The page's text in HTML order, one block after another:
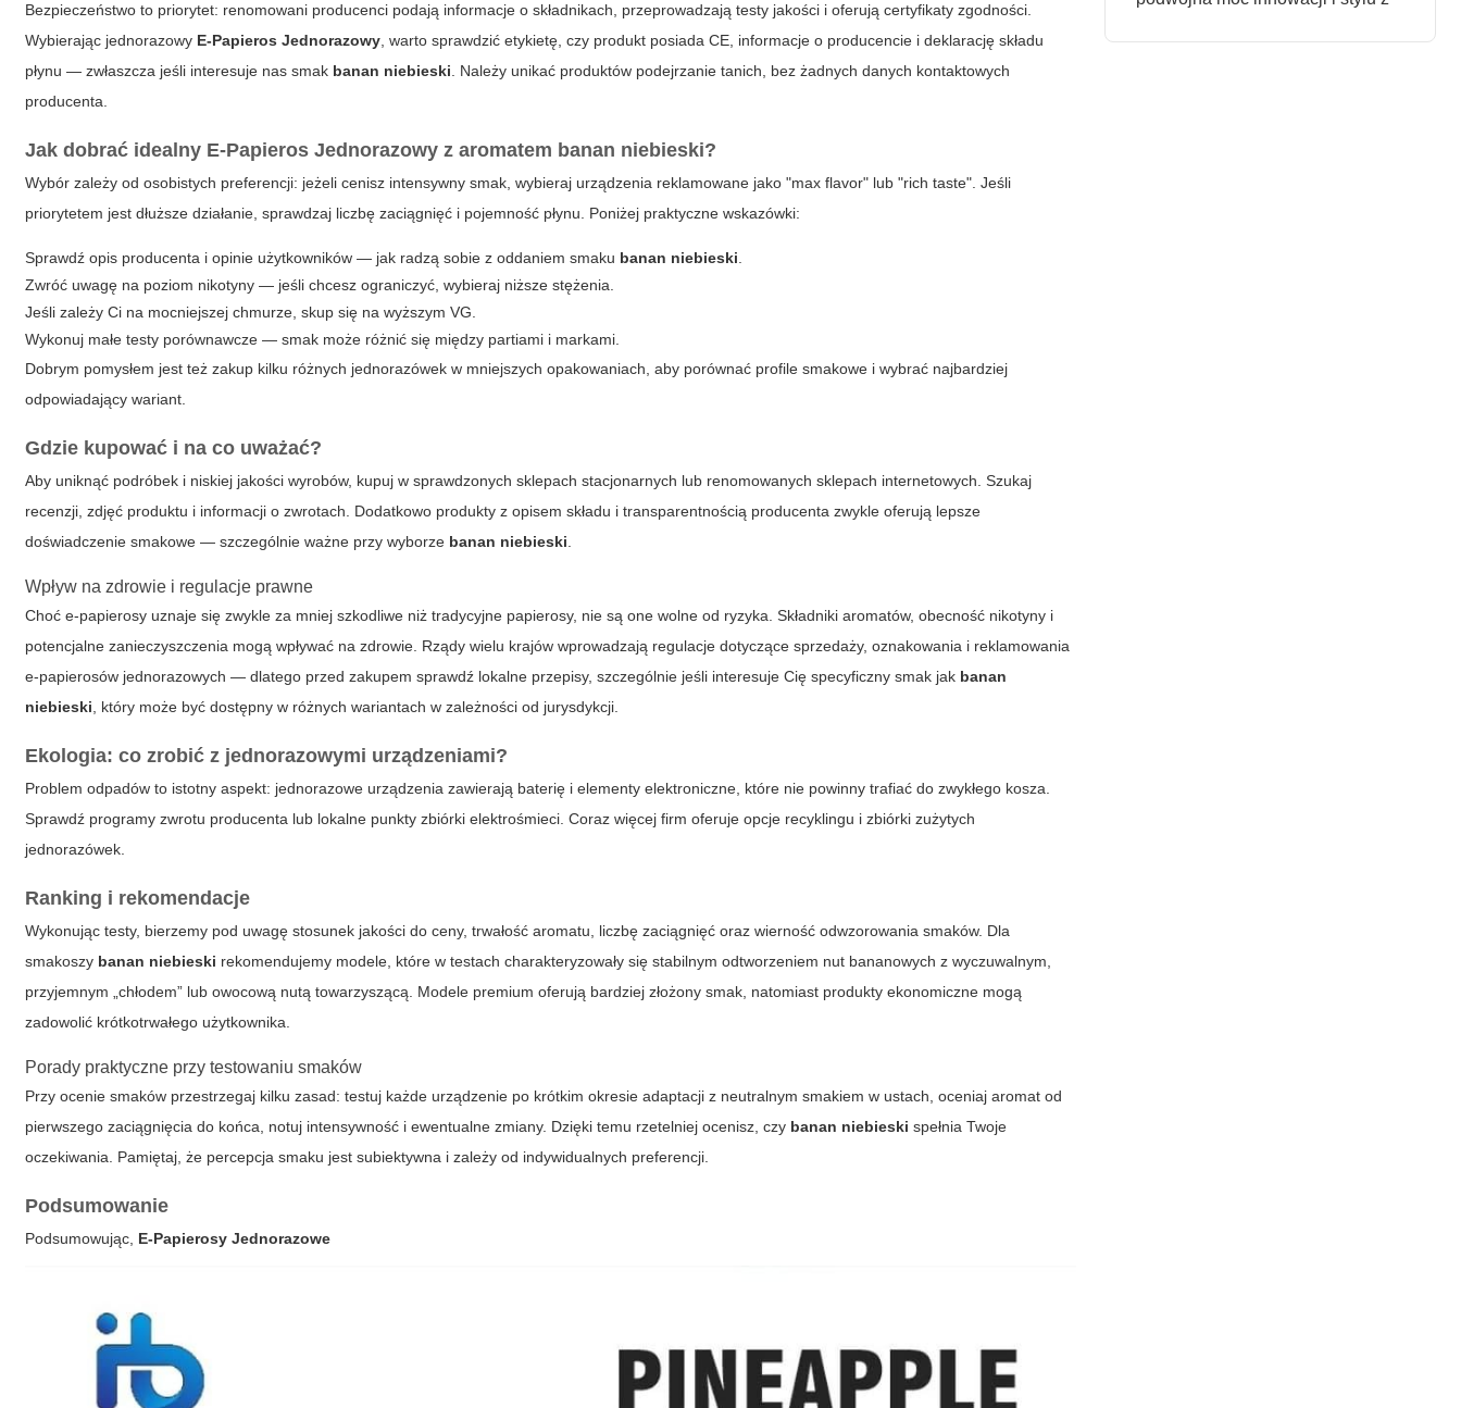
Bezpieczeństwo to priorytet: renomowani producenci podają informacje o składnikach, przeprowadzają testy jakości i oferują certyfikaty zgodności.
Wybierając jednorazowy E-Papieros Jednorazowy , warto sprawdzić etykietę, czy produkt posiada CE, informacje o producencie i deklarację składu
płynu — zwłaszcza jeśli interesuje nas smak banan niebieski . Należy unikać produktów podejrzanie tanich, bez żadnych danych kontaktowych
producenta.
Jak dobrać idealny E-Papieros Jednorazowy z aromatem banan niebieski?
Wybór zależy od osobistych preferencji: jeżeli cenisz intensywny smak, wybieraj urządzenia reklamowane jako "max flavor" lub "rich taste". Jeśli
priorytetem jest dłuższe działanie, sprawdzaj liczbę zaciągnięć i pojemność płynu. Poniżej praktyczne wskazówki:
Sprawdź opis producenta i opinie użytkowników — jak radzą sobie z oddaniem smaku banan niebieski
Zwróć uwagę na poziom nikotyny — jeśli chcesz ograniczyć, wybieraj niższe stężenia.
Jeśli zależy Ci na mocniejszej chmurze, skup się na wyższym VG.
Wykonuj małe testy porównawcze — smak może różnić się między partiami i markami.
Dobrym pomysłem jest też zakup kilku różnych jednorazówek w mniejszych opakowaniach, aby porównać profile smakowe i wybrać najbardziej
odpowiadający wariant.
Gdzie kupować i na co uważać?
Aby uniknąć podróbek i niskiej jakości wyrobów, kupuj w sprawdzonych sklepach stacjonarnych lub renomowanych sklepach internetowych. Szukaj
recenzji, zdjęć produktu i informacji o zwrotach. Dodatkowo produkty z opisem składu i transparentnością producenta zwykle oferują lepsze
doświadczenie smakowe — szczególnie ważne przy wyborze banan niebieski
Wpływ na zdrowie i regulacje prawne
Choć e-papierosy uznaje się zwykle za mniej szkodliwe niż tradycyjne papierosy, nie są one wolne od ryzyka. Składniki aromatów, obecność nikotyny i
potencjalne zanieczyszczenia mogą wpływać na zdrowie. Rządy wielu krajów wprowadzają regulacje dotyczące sprzedaży, oznakowania i reklamowania
e-papierosów jednorazowych — dlatego przed zakupem sprawdź lokalne przepisy, szczególnie jeśli interesuje Cię specyficzny smak jak banan
niebieski , który może być dostępny w różnych wariantach w zależności od jurysdykcji.
Ekologia: co zrobić z jednorazowymi urządzeniami?
Problem odpadów to istotny aspekt: jednorazowe urządzenia zawierają baterię i elementy elektroniczne, które nie powinny trafiać do zwykłego kosza.
Sprawdź programy zwrotu producenta lub lokalne punkty zbiórki elektrośmieci. Coraz więcej firm oferuje opcje recyklingu i zbiórki zużytych
jednorazówek.
Ranking i rekomendacje
Wykonując testy, bierzemy pod uwagę stosunek jakości do ceny, trwałość aromatu, liczbę zaciągnięć oraz wierność odwzorowania smaków. Dla
smakoszy banan niebieski rekomendujemy modele, które w testach charakteryzowały się stabilnym odtworzeniem nut bananowych z wyczuwalnym,
przyjemnym „chłodem” lub owocową nutą towarzyszącą. Modele premium oferują bardziej złożony smak, natomiast produkty ekonomiczne mogą
zadowolić krótkotrwałego użytkownika.
Porady praktyczne przy testowaniu smaków
Przy ocenie smaków przestrzegaj kilku zasad: testuj każde urządzenie po krótkim okresie adaptacji z neutralnym smakiem w ustach, oceniaj aromat od
pierwszego zaciągnięcia do końca, notuj intensywność i ewentualne zmiany. Dzięki temu rzetelniej ocenisz, czy banan niebieski spełnia Twoje
oczekiwania. Pamiętaj, że percepcja smaku jest subiektywna i zależy od indywidualnych preferencji.
Podsumowanie
Podsumowując, E-Papierosy Jednorazowe